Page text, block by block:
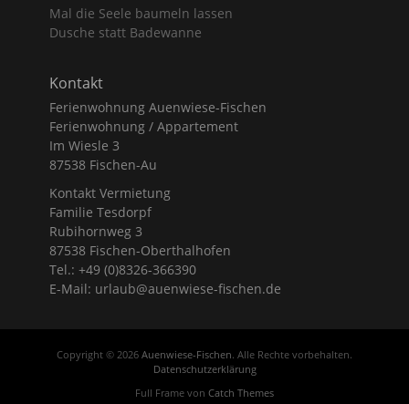
Mal die Seele baumeln lassen
Dusche statt Badewanne
Kontakt
Ferienwohnung Auenwiese-Fischen
Ferienwohnung / Appartement
Im Wiesle 3
87538 Fischen-Au
Kontakt Vermietung
Familie Tesdorpf
Rubihornweg 3
87538 Fischen-Oberthalhofen
Tel.: +49 (0)8326-366390
E-Mail: urlaub@auenwiese-fischen.de
Copyright © 2026 Auenwiese-Fischen. Alle Rechte vorbehalten.
Datenschutzerklärung
Full Frame von Catch Themes